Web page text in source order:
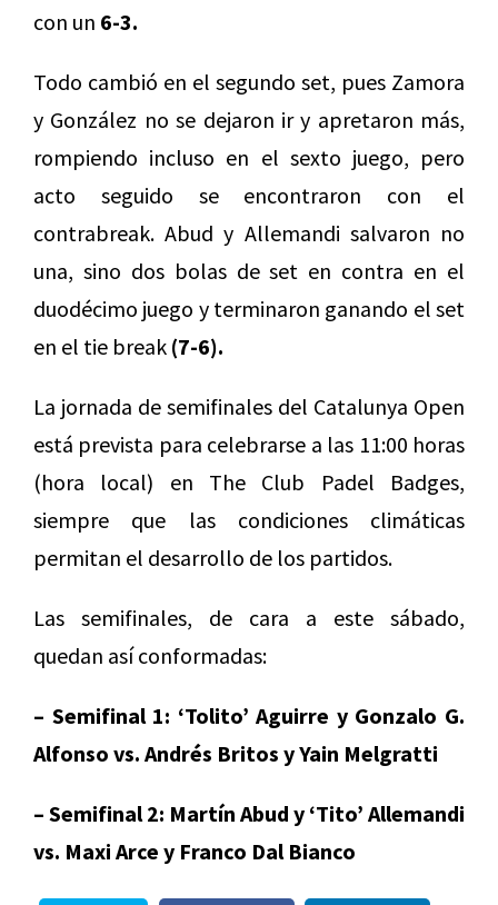
con un 6-3.
Todo cambió en el segundo set, pues Zamora
y González no se dejaron ir y apretaron más,
rompiendo incluso en el sexto juego, pero
acto seguido se encontraron con el
contrabreak. Abud y Allemandi salvaron no
una, sino dos bolas de set en contra en el
duodécimo juego y terminaron ganando el set
en el tie break (7-6).
La jornada de semifinales del Catalunya Open
está prevista para celebrarse a las 11:00 horas
(hora local) en The Club Padel Badges,
siempre que las condiciones climáticas
permitan el desarrollo de los partidos.
Las semifinales, de cara a este sábado,
quedan así conformadas:
– Semifinal 1: ‘Tolito’ Aguirre y Gonzalo G.
Alfonso vs. Andrés Britos y Yain Melgratti
– Semifinal 2: Martín Abud y ‘Tito’ Allemandi
vs. Maxi Arce y Franco Dal Bianco